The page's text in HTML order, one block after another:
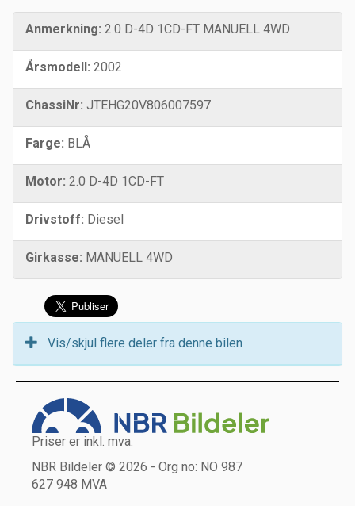
Anmerkning: 2.0 D-4D 1CD-FT MANUELL 4WD
Årsmodell: 2002
ChassiNr: JTEHG20V806007597
Farge: BLÅ
Motor: 2.0 D-4D 1CD-FT
Drivstoff: Diesel
Girkasse: MANUELL 4WD
Vis/skjul flere deler fra denne bilen
Priser er inkl. mva.
NBR Bildeler © 2026 - Org no: NO 987
627 948 MVA